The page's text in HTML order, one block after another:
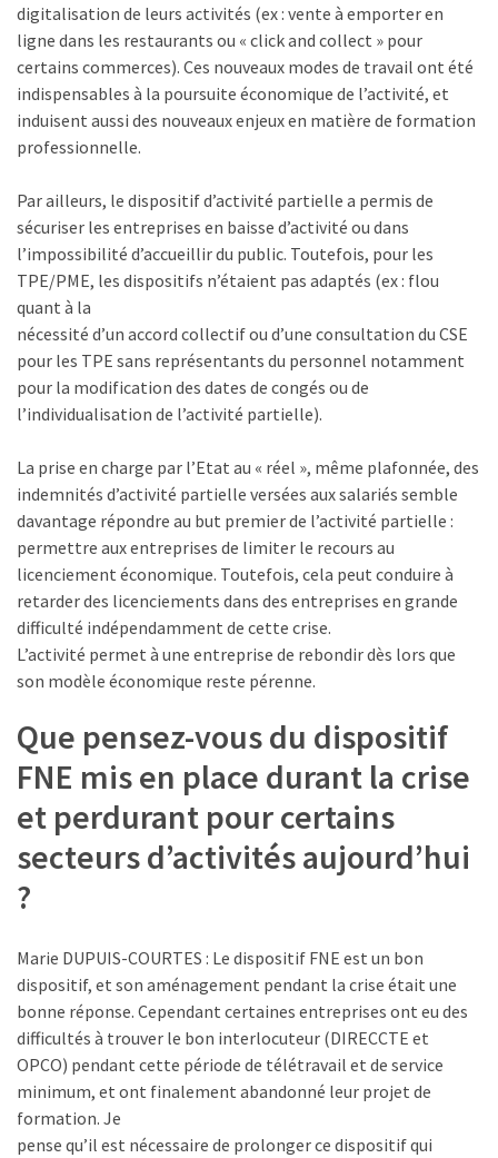
donne
pour
les
DRH
prévention
que
les
employeurs
les
formation
doivent
désormais
déclarer
Rapport
Sénat
CPF
chiffres
que
tout
DRH
retenir
pour
2027
MOST
USED
CATEGORIES
digitalisation de leurs activités (ex : vente à emporter en
ligne dans les restaurants ou « click and collect » pour
certains commerces). Ces nouveaux modes de travail ont été
indispensables à la poursuite économique de l’activité, et
induisent aussi des nouveaux enjeux en matière de formation
professionnelle.
Par ailleurs, le dispositif d’activité partielle a permis de
sécuriser les entreprises en baisse d’activité ou dans
l’impossibilité d’accueillir du public. Toutefois, pour les
TPE/PME, les dispositifs n’étaient pas adaptés (ex : flou
quant à la
nécessité d’un accord collectif ou d’une consultation du CSE
pour les TPE sans représentants du personnel notamment
pour la modification des dates de congés ou de
l’individualisation de l’activité partielle).
La prise en charge par l’Etat au « réel », même plafonnée, des
indemnités d’activité partielle versées aux salariés semble
davantage répondre au but premier de l’activité partielle :
permettre aux entreprises de limiter le recours au
licenciement économique. Toutefois, cela peut conduire à
retarder des licenciements dans des entreprises en grande
difficulté indépendamment de cette crise.
L’activité permet à une entreprise de rebondir dès lors que
son modèle économique reste pérenne.
Que pensez-vous du dispositif
FNE mis en place durant la crise
et perdurant pour certains
secteurs d’activités aujourd’hui
?
Marie DUPUIS-COURTES : Le dispositif FNE est un bon
dispositif, et son aménagement pendant la crise était une
bonne réponse. Cependant certaines entreprises ont eu des
difficultés à trouver le bon interlocuteur (DIRECCTE et
OPCO) pendant cette période de télétravail et de service
minimum, et ont finalement abandonné leur projet de
formation. Je
pense qu’il est nécessaire de prolonger ce dispositif qui